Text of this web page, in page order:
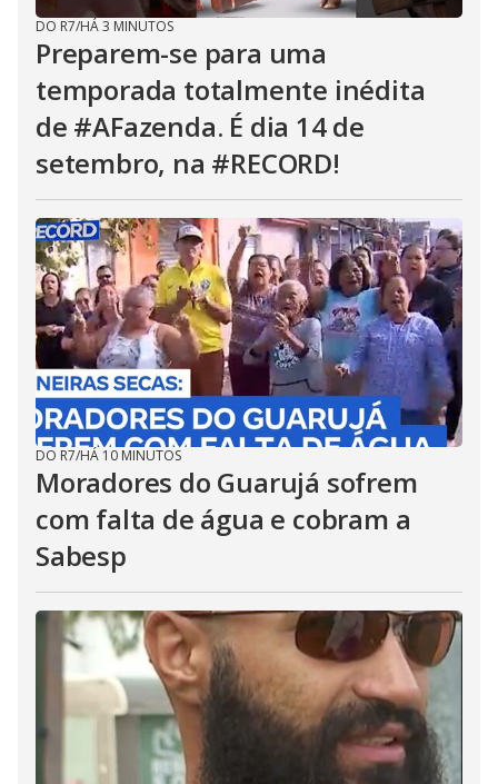
DO R7/HÁ 3 MINUTOS
Preparem-se para uma
temporada totalmente inédita
de #AFazenda. É dia 14 de
setembro, na #RECORD!
DO R7/HÁ 10 MINUTOS
Moradores do Guarujá sofrem
com falta de água e cobram a
Sabesp